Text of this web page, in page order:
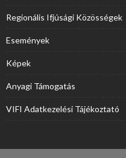
Regionális Ifjúsági Közösségek
Események
Képek
Anyagi Támogatás
VIFI Adatkezelési Tájékoztató